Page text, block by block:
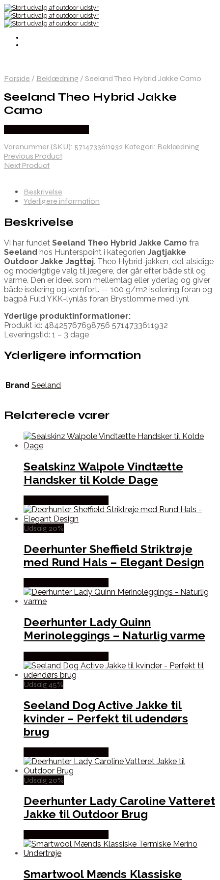
Forside / Beklædning / Seeland Theo Hybrid Jakke Camo
Seeland Theo Hybrid Jakke
Camo
Varenummer (SKU): 5714733611932 Kategori: Beklædning
Previous Product
Next Product
Beskrivelse
Yderligere information
Beskrivelse
Vi har fundet Seeland Theo Hybrid Jakke Camo fra
Seeland hos Hunterspoint i kategorien Jagtjakke
Outdoor Jakke Jagttøj. Theo Hybrid-jakken, det alsidige
og moderigtige valg til jægere, der går efter både stil og
varme. Den er ideel som mellemlag eller yderlag og giver
både isolering og komfort. — 100 g/m2 isolering foran og
bagpå Fuld YKK-lynlås foran Brystlomme med lynl
Yderlige produktinformationer:
Produkt id: 48425767698756 5714733611932
Leveringstid: 1 – 3 dage
Yderligere information
Brand Seeland
Relaterede varer
Sealskinz Walpole Vindtætte
Handsker til Kolde Dage
Udsalg 20%
Deerhunter Sheffield Striktrøje
med Rund Hals – Elegant Design
Deerhunter Lady Quinn
Merinoleggings – Naturlig varme
Udsalg 45%
Seeland Dog Active Jakke til
kvinder – Perfekt til udendørs
brug
Udsalg 20%
Deerhunter Lady Caroline Vatteret
Jakke til Outdoor Brug
Smartwool Mænds Klassiske